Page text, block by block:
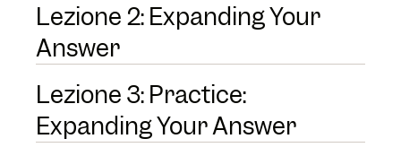
Lezione 2: Expanding Your
Answer
Lezione 3: Practice:
Expanding Your Answer